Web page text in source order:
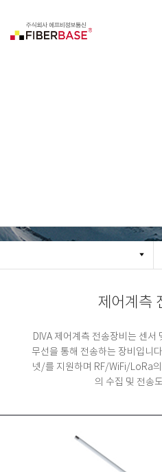
제어계측
DIVA 제어계측 전송장비는 센서
무선을 통해 전송하는 장비입니
넷/를 지원하며 RF/WiFi/LoRa
의 수집 및 전송